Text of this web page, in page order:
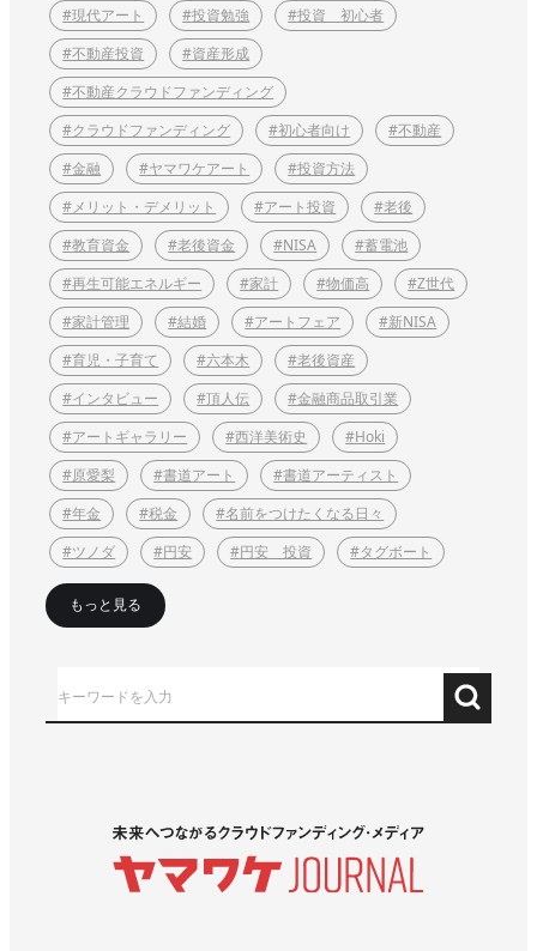
#現代アート
#投資勉強
#投資 初心者
#不動産投資
#資産形成
#不動産クラウドファンディング
#クラウドファンディング
#初心者向け
#不動産
#金融
#ヤマワケアート
#投資方法
#メリット・デメリット
#アート投資
#老後
#教育資金
#老後資金 #NISA
#蓄電池
#再生可能エネルギー
#家計 #物価高
#Z世代
#家計管理
#結婚 #アートフェア
#新NISA
#育児・子育て
#六本木
#老後資産
#インタビュー
#頂人伝
#金融商品取引業
#アートギャラリー
#西洋美術史
#Hoki
#原愛梨
#書道アート
#書道アーティスト
#年金
#税金
#名前をつけたくなる日々
#ツノダ
#円安 #円安 投資 #タグボート
もっと見る